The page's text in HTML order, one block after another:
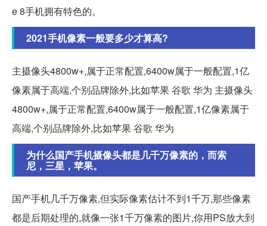
e 8手机拥有特色的。
2021手机像素一般要多少才算高?
主摄像头4800w+,属于正常配置,6400w属于一般配置,1亿
像素属于高端,个别品牌除外,比如苹果 谷歌 华为 主摄像头
4800w+,属于正常配置,6400w属于一般配置,1亿像素属于
高端,个别品牌除外,比如苹果 谷歌 华为
为什么国产手机摄像头都是几千万像素的，而索
尼，三星，苹果。
国产手机几千万像素,但实际像素估计不到1千万,那些像素
都是后期处理的,就像一张1千万像素的图片,你用PS放大到